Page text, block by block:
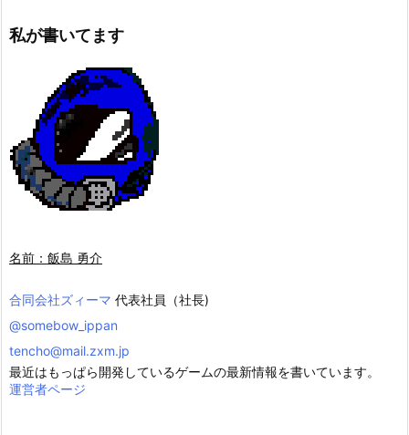
私が書いてます
名前：飯島 勇介
合同会社ズィーマ 代表社員（社長)
@somebow_ippan
tencho@mail.zxm.jp
最近はもっぱら開発しているゲームの最新情報を書いています。
運営者ページ